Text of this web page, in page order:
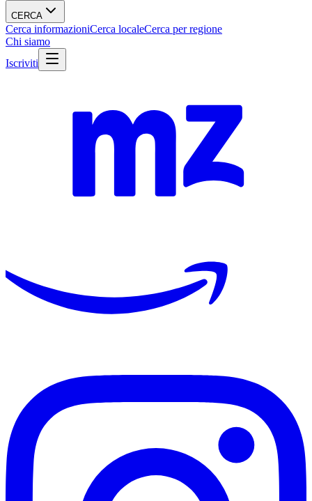
CERCA
Cerca informazioniCerca localeCerca per regione
Chi siamo
Iscriviti